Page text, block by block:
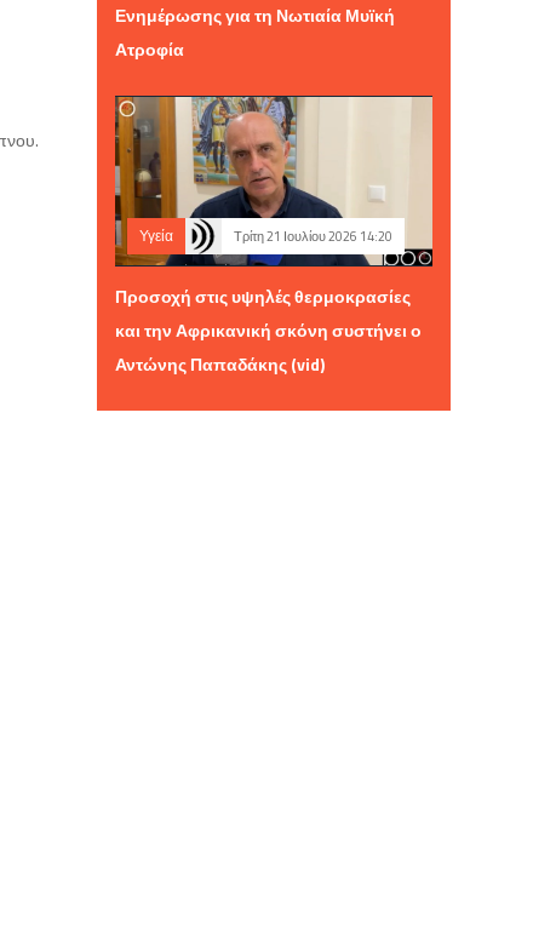
Ενημέρωσης για τη Νωτιαία Μυϊκή
Ατροφία
Υγεία Τρίτη 21 Ιουλίου 2026 14:20
Προσοχή στις υψηλές θερμοκρασίες
και την Αφρικανική σκόνη συστήνει ο
Αντώνης Παπαδάκης (vid)